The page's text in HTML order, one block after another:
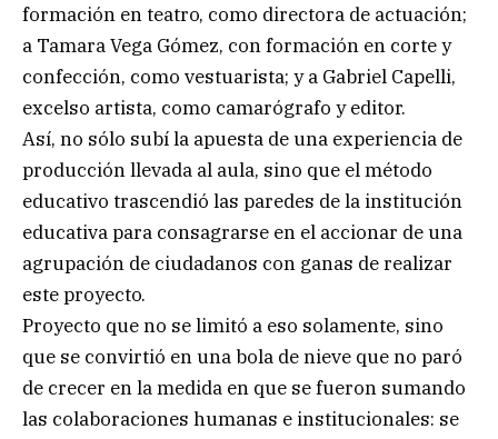
formación en teatro, como directora de actuación;
a Tamara Vega Gómez, con formación en corte y
confección, como vestuarista; y a Gabriel Capelli,
excelso artista, como camarógrafo y editor.
Así, no sólo subí la apuesta de una experiencia de
producción llevada al aula, sino que el método
educativo trascendió las paredes de la institución
educativa para consagrarse en el accionar de una
agrupación de ciudadanos con ganas de realizar
este proyecto.
Proyecto que no se limitó a eso solamente, sino
que se convirtió en una bola de nieve que no paró
de crecer en la medida en que se fueron sumando
las colaboraciones humanas e institucionales: se